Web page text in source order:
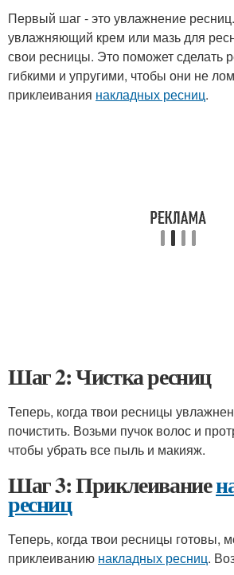
Первый шаг - это увлажнение
увлажняющий крем или мазь для
свои ресницы. Это поможет сделать
гибкими и упругими, чтобы они не
приклеивания накладных ресниц.
Шаг 2: Чистка ресниц
Теперь, когда твои ресницы
почистить. Возьми пучок волос и
чтобы убрать все пыль и макияж.
Шаг 3: Приклеивание
ресниц
Теперь, когда твои ресницы готовы,
приклеиванию накладных ресниц.